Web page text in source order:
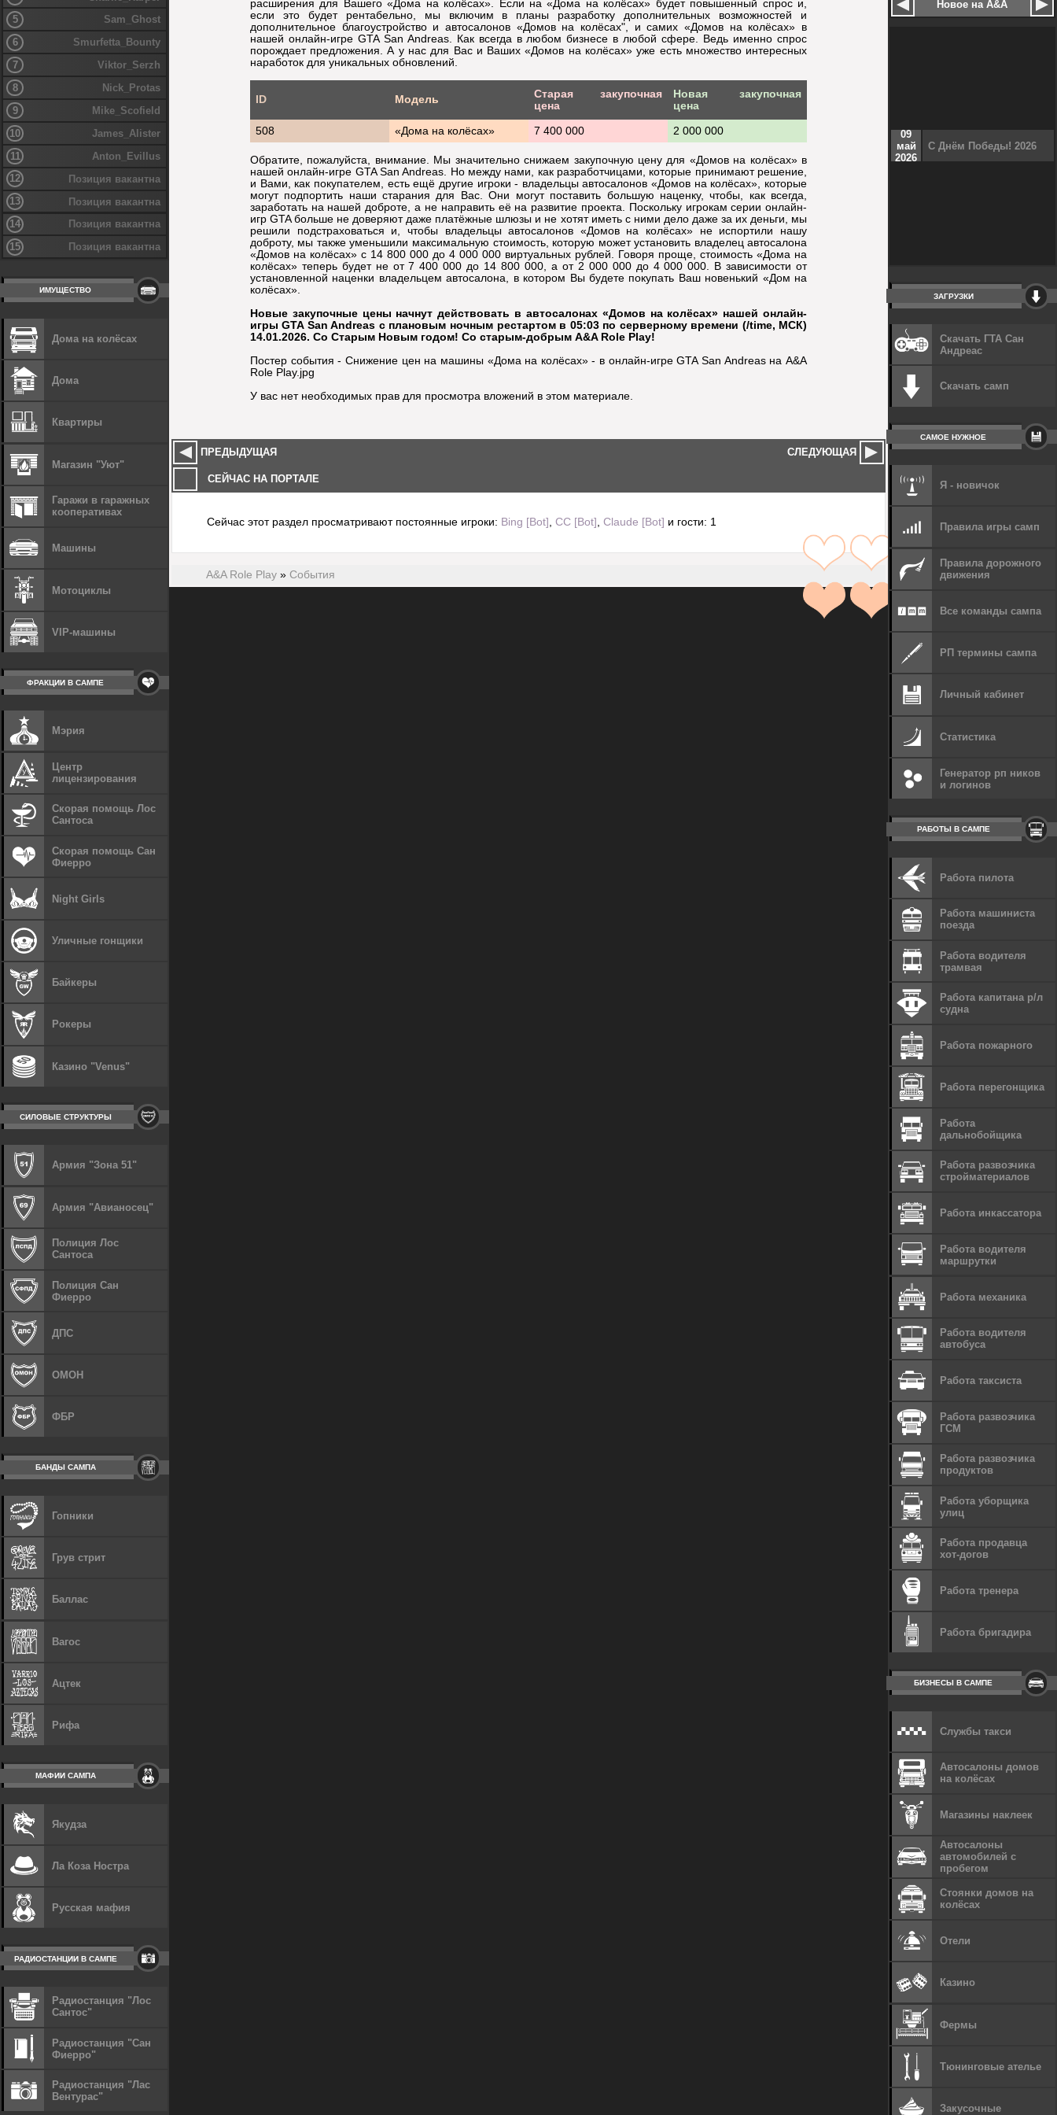
расширения для Вашего «Дома на колёсах». Если на «Дома на колёсах» будет повышенный спрос и,
если это будет рентабельно, мы включим в планы разработку дополнительных возможностей и
дополнительное благоустройство и автосалонов «Домов на колёсах", и самих «Домов на колёсах» в
нашей онлайн-игре GTA San Andreas. Как всегда в любом бизнесе в любой сфере. Ведь именно спрос
порождает предложения. А у нас для Вас и Ваших «Домов на колёсах» уже есть множество интересных
наработок для уникальных обновлений.
ID Модель
Старая закупочная
цена
Новая закупочная
цена
508 «Дома на колёсах» 7 400 000 2 000 000
Обратите, пожалуйста, внимание. Мы значительно снижаем закупочную цену для «Домов на колёсах» в
нашей онлайн-игре GTA San Andreas. Но между нами, как разработчицами, которые принимают решение,
и Вами, как покупателем, есть ещё другие игроки - владельцы автосалонов «Домов на колёсах», которые
могут подпортить наши старания для Вас. Они могут поставить большую наценку, чтобы, как всегда,
заработать на нашей доброте, а не направить её на развитие проекта. Поскольку игрокам серии онлайн-
игр GTA больше не доверяют даже платёжные шлюзы и не хотят иметь с ними дело даже за их деньги, мы
решили подстраховаться и, чтобы владельцы автосалонов «Домов на колёсах» не испортили нашу
доброту, мы также уменьшили максимальную стоимость, которую может установить владелец автосалона
«Домов на колёсах» с 14 800 000 до 4 000 000 виртуальных рублей. Говоря проще, стоимость «Дома на
колёсах» теперь будет не от 7 400 000 до 14 800 000, а от 2 000 000 до 4 000 000. В зависимости от
установленной наценки владельцем автосалона, в котором Вы будете покупать Ваш новенький «Дом на
колёсах».
Новые закупочные цены начнут действовать в автосалонах «Домов на колёсах» нашей онлайн-
игры GTA San Andreas с плановым ночным рестартом в 05:03 по серверному времени (/time, МСК)
14.01.2026. Со Старым Новым годом! Со старым-добрым A&A Role Play!
Постер события - Снижение цен на машины «Дома на колёсах» - в онлайн-игре GTA San Andreas на A&A
Role Play.jpg
У вас нет необходимых прав для просмотра вложений в этом материале.
ПРЕДЫДУЩАЯ СЛЕДУЮЩАЯ
СЕЙЧАС НА ПОРТАЛЕ
Сейчас этот раздел просматривают постоянные игроки: Bing [Bot] ,CC [Bot] ,Claude [Bot] и гости: 1
A&A Role Play »События
5
Sam_Ghost
6
Smurfetta_Bounty
7
Viktor_Serzh
8
Nick_Protas
9
Mike_Scofield
10
James_Alister
11
Anton_Evillus
12
Позиция вакантна
13
Позиция вакантна
14
Позиция вакантна
15
Позиция вакантна
ИМУЩЕСТВО
Дома на колёсах
Дома
Квартиры
Магазин "Уют"
Гаражи в гаражных
кооперативах
Машины
Мотоциклы
VIP-машины
ФРАКЦИИ В САМПЕ
Мэрия
Центр
лицензирования
Скорая помощь Лос
Сантоса
Скорая помощь Сан
Фиерро
Night Girls
Уличные гонщики
Байкеры
Рокеры
Казино "Venus"
СИЛОВЫЕ СТРУКТУРЫ
Армия "Зона 51"
Армия "Авианосец"
Полиция Лос
Сантоса
Полиция Сан
Фиерро
ДПС
ОМОН
ФБР
БАНДЫ САМПА
Гопники
Грув стрит
Баллас
Вагос
Ацтек
Рифа
МАФИИ САМПА
Якудза
Ла Коза Ностра
Русская мафия
РАДИОСТАНЦИИ В САМПЕ
Радиостанция "Лос
Сантос"
Радиостанция "Сан
Фиерро"
Радиостанция "Лас
Вентурас"
Новое на A&A
09
май
2026
С Днём Победы! 2026
ЗАГРУЗКИ
Скачать ГТА Сан
Андреас
Скачать самп
САМОЕ НУЖНОЕ
Я - новичок
Правила игры самп
Правила дорожного
движения
Все команды сампа
РП термины сампа
Личный кабинет
Статистика
Генератор рп ников
и логинов
РАБОТЫ В САМПЕ
Работа пилота
Работа машиниста
поезда
Работа водителя
трамвая
Работа капитана р/л
судна
Работа пожарного
Работа перегонщика
Работа
дальнобойщика
Работа развозчика
стройматериалов
Работа инкассатора
Работа водителя
маршрутки
Работа механика
Работа водителя
автобуса
Работа таксиста
Работа развозчика
ГСМ
Работа развозчика
продуктов
Работа уборщика
улиц
Работа продавца
хот-догов
Работа тренера
Работа бригадира
БИЗНЕСЫ В САМПЕ
Службы такси
Автосалоны домов
на колёсах
Магазины наклеек
Автосалоны
автомобилей с
пробегом
Стоянки домов на
колёсах
Отели
Казино
Фермы
Тюнинговые ателье
Закусочные